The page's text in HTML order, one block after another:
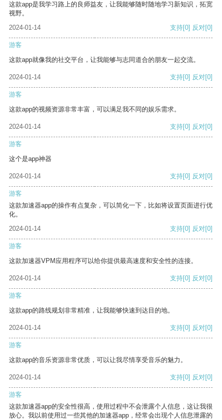
这款app是我学习路上的良师益友，让我能够随时随地学习新知识，拓宽
视野。
2024-01-14
支持[0] 反对[0]
游客
这款app就像我的社交平台，让我能够与志同道合的朋友一起交流。
2024-01-14 支持[0] 反对[0]
游客
这款app的视频资源非常丰富，可以满足我不同的娱乐需求。
2024-01-14 支持[0] 反对[0]
游客
这个是app神器
2024-01-14 支持[0] 反对[0]
游客
这款加速器app的操作有点复杂，可以简化一下，比如将设置页面进行优
化。
2024-01-14
支持[0] 反对[0]
游客
这款加速器VPM应用程序可以给你提供最高速度和安全性的连接。
2024-01-14 支持[0] 反对[0]
游客
这款app的路线规划非常精准，让我能够快速到达目的地。
2024-01-14 支持[0] 反对[0]
游客
这款app的音乐资源非常优质，可以让我尽情享受音乐的魅力。
2024-01-14 支持[0] 反对[0]
游客
这款加速器app的安全性很高，使用过程中不会泄露个人信息，这让我很
放心。我以前使用过一些其他的加速器app，经常会出现个人信息泄露的